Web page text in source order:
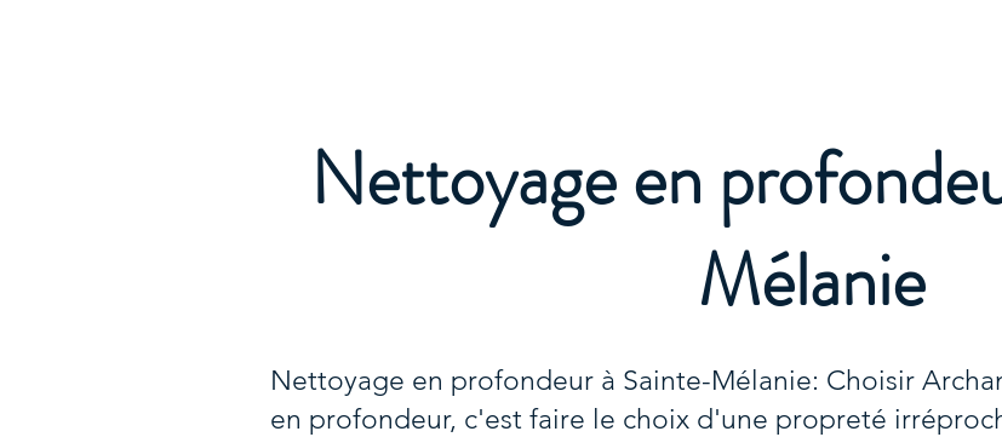
Nettoyage en
Mélanie
Nettoyage en profondeur à Sainte-Mélanie: Choisir
en profondeur, c'est faire le choix d'une propreté